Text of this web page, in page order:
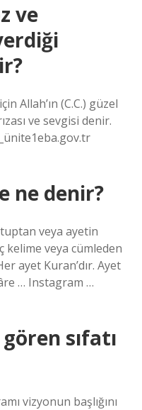
ve
Allah’ın (C.C.) güzel
ve sevgisi denir.
ne denir?
veya ayetin
kelime veya cümleden
ayet Kuran’dır. Ayet
… Instagram …
sıfatı
vizyonun başlığını